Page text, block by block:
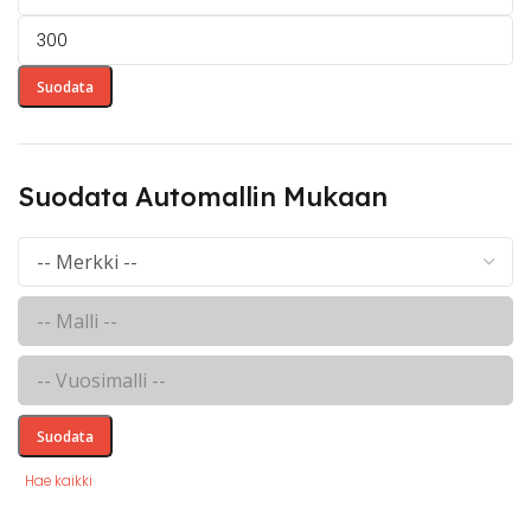
Suodata
Suodata Automallin Mukaan
Suodata
Hae kaikki